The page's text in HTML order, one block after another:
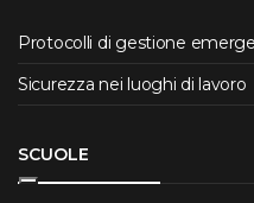
Protocolli di gestione
Sicurezza nei luoghi di lavoro
SCUOLE